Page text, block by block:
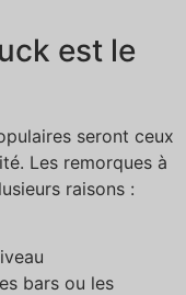
est le
seront ceux
Les remorques à
raisons :
bars ou les